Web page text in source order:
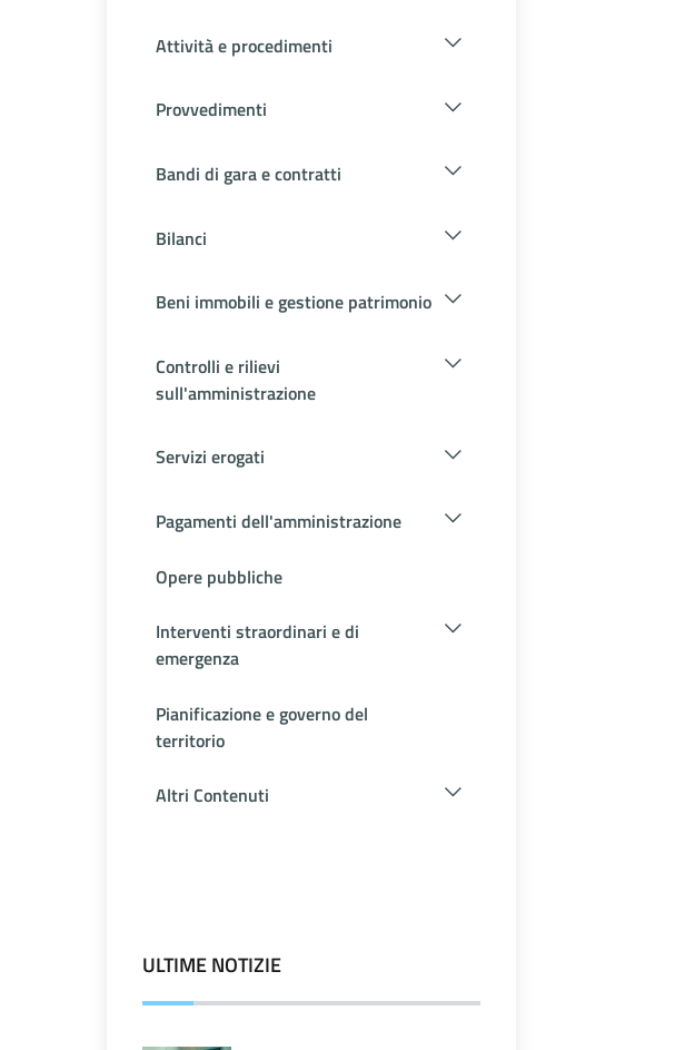
Attività e procedimenti
Provvedimenti
Bandi di gara e contratti
Bilanci
Beni immobili e gestione patrimonio
Controlli e rilievi
sull'amministrazione
Servizi erogati
Pagamenti dell'amministrazione
Opere pubbliche
Interventi straordinari e di
emergenza
Pianificazione e governo del
territorio
Altri Contenuti
ULTIME NOTIZIE